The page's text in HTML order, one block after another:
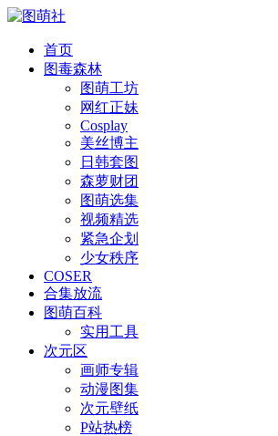
首页
图毒森林
图萌工坊
网红正妹
Cosplay
美丝博主
日韩套图
森萝财团
图萌选集
视频精选
紧急企划
少女秩序
COSER
合集放流
图萌百科
实用工具
次元区
画师专辑
动漫图集
次元壁纸
P站热榜